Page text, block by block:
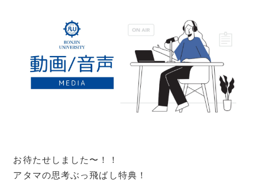
お待たせしました〜！！
アタマの思考ぶっ飛ばし特典！